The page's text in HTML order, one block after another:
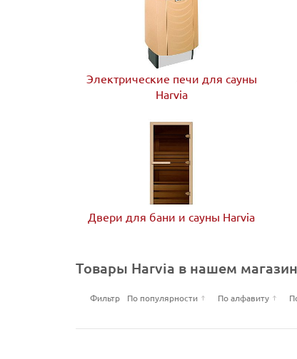
Электрические печи для сауны
Harvia
Двери для бани и сауны Harvia
Товары Harvia в нашем
Фильтр По популярности По алфавиту